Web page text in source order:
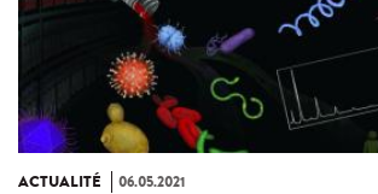
ACTUALITÉ 06.05.2021